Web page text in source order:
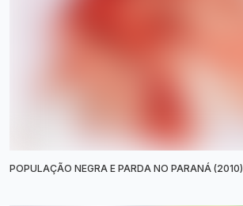
POPULAÇÃO NEGRA E PARDA NO PARANÁ (2010)